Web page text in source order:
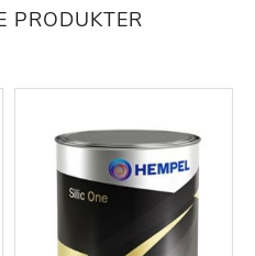
PRODUKTER